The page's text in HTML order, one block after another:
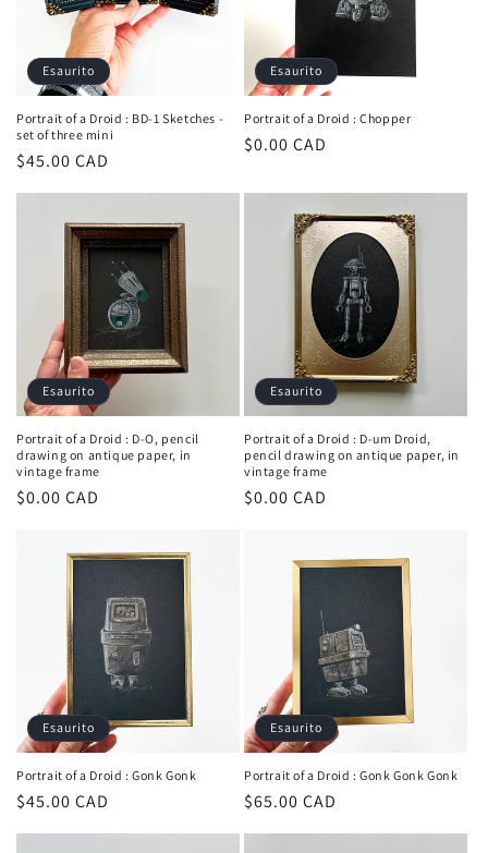
Esaurito
Portrait of a Droid : BD-1 Sketches -
set of three mini
Prezzo
$45.00 CAD
Esaurito
Portrait of a Droid : Chopper
Prezzo
listino
$0.00 CAD
Esaurito
Portrait of a Droid : D-O, pencil
drawing on antique paper, in
vintage frame
Prezzo
listino
$0.00 CAD
Esaurito
Portrait of a Droid : D-um Droid,
pencil drawing on antique paper, in
vintage frame
Prezzo
$0.00 CAD
Esaurito
Portrait of a Droid : Gonk Gonk
Prezzo
$45.00 CAD
Esaurito
Portrait of a Droid : Gonk Gonk Gonk
Prezzo
$65.00 CAD